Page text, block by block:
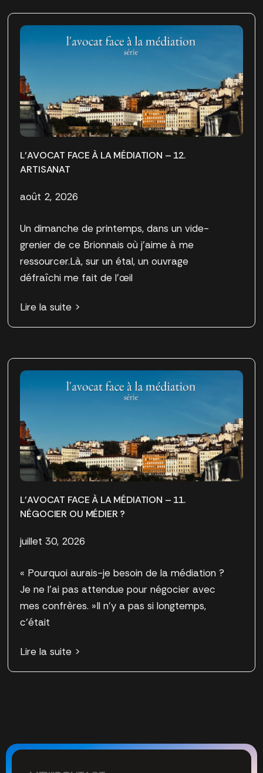
L’AVOCAT FACE À LA MÉDIATION – 12.
ARTISANAT
août 2, 2026
Un dimanche de printemps, dans un vide-
grenier de ce Brionnais où j’aime à me
ressourcer.Là, sur un étal, un ouvrage
défraîchi me fait de l’œil
Lire la suite >
L’AVOCAT FACE À LA MÉDIATION – 11.
NÉGOCIER OU MÉDIER ?
juillet 30, 2026
« Pourquoi aurais-je besoin de la médiation ?
Je ne l’ai pas attendue pour négocier avec
mes confrères. »Il n’y a pas si longtemps,
c’était
Lire la suite >